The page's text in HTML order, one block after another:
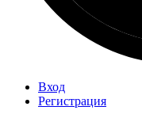
Вход
Регистрация